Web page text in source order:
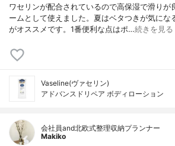
ワセリンが配合されているので高保湿で滑りが
ームとして使えました。夏はベタつきが気にな
がオススメです。1番便利な点はポ…続きを見る
Vaseline(ヴァセリン)
アドバンスドリペア ボディローション
会社員and北欧式整理収納プランナー
Makiko